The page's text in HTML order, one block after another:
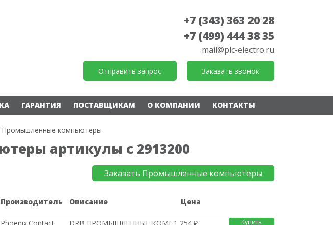
+7 (343) 363 20 28
+7 (499) 444 38 35
mail@plc-electro.ru
Отправить запрос Заказать звонок
ГАРАНТИЯ ПОСТАВЩИКАМ О КОМПАНИИ КОНТАКТЫ
Промышленные компьютеры
артикулы с 2913200
Заказать Промышленные компьютеры
Производитель Описание Цена
Купить